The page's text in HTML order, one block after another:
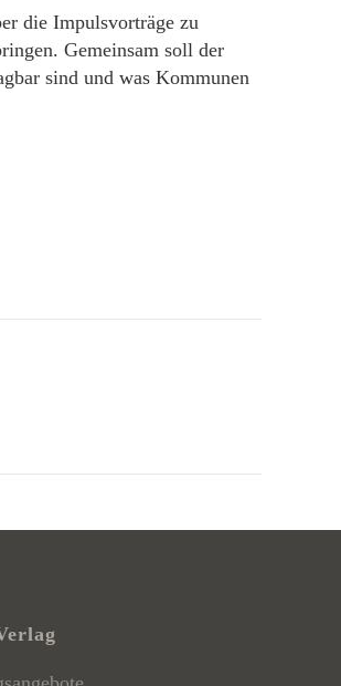
die Impulsvorträge zu
Gemeinsam soll der
sind und was Kommunen